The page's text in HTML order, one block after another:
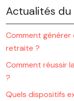
Actualités du
Comment générer
retraite ?
Comment réussir
?
Quels dispositifs